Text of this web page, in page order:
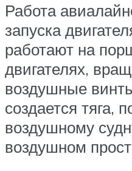
Работа
запуска
работают на
двигателях,
воздушные
создается тяга,
воздушному
воздушном